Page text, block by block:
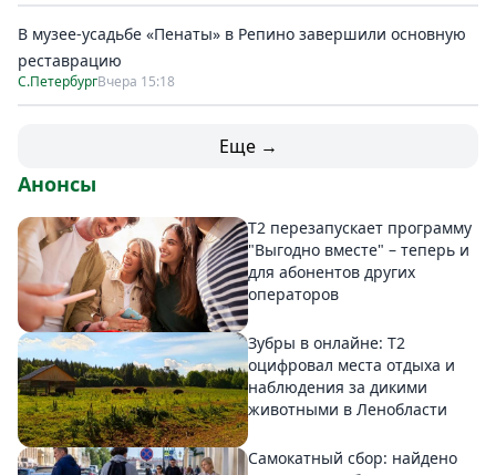
В музее-усадьбе «Пенаты» в Репино завершили основную
реставрацию
С.ПетербургВчера 15:18
Еще →
Анонсы
Т2 перезапускает программу
"Выгодно вместе" – теперь и
для абонентов других
операторов
Зубры в онлайне: Т2
оцифровал места отдыха и
наблюдения за дикими
животными в Ленобласти
Самокатный сбор: найдено